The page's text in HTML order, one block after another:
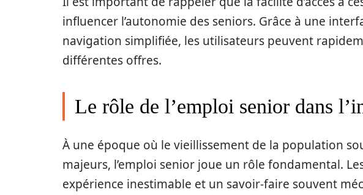
influencer l’autonomie des seniors. Grâce à une
navigation simplifiée, les utilisateurs peuvent
différentes offres.
Le rôle de l’emploi senior dans
À une époque où le vieillissement de la population
majeurs, l’emploi senior joue un rôle fondamental.
expérience inestimable et un savoir-faire souvent